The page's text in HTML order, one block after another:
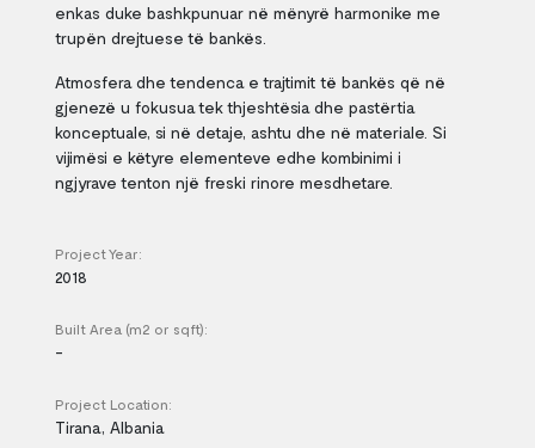
enkas duke bashkpunuar në mënyrë harmonike me
trupën drejtuese të bankës.
Atmosfera dhe tendenca e trajtimit të bankës që në
gjenezë u fokusua tek thjeshtësia dhe pastërtia
konceptuale, si në detaje, ashtu dhe në materiale. Si
vijimësi e këtyre elementeve edhe kombinimi i
ngjyrave tenton një freski rinore mesdhetare.
Project Year:
2018
Built Area (m2 or sqft):
-
Project Location:
Tirana, Albania